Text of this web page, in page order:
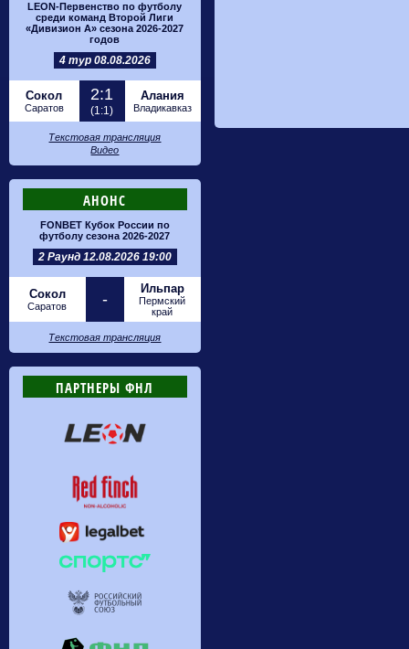
LEON-Первенство по футболу
среди команд Второй Лиги
«Дивизион А» сезона 2026-2027
годов
4 тур 08.08.2026
Сокол
Саратов
2:1
(1:1)
Алания
Владикавказ
Текстовая трансляция
Видео
АНОНС
FONBET Кубок России по
футболу сезона 2026-2027
2 Раунд 12.08.2026 19:00
Сокол
Саратов -
Ильпар
Пермский
край
Текстовая трансляция
ПАРТНЕРЫ ФНЛ